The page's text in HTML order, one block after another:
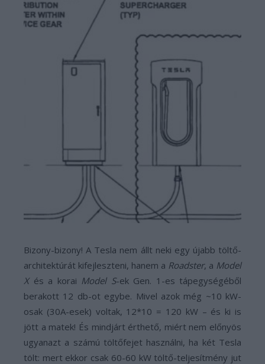
Bizony-bizony! A Tesla nem állt neki egy újabb töltő-
architektúrát kifejleszteni, hanem a Roadster, a Model
Xés a korai Model S-ek Gen. 1-es tápegységéből
berakott 12 db-ot egybe. Mivel azok még ~10 kW-
osak (30A-esek) voltak, 12*10 = 120 kW – és ki is
jött a matek! És mindjárt érthető, miért nem előnyös
ugyanazt a számú töltőfejet használni, ha két Tesla
tölt: mert ekkor csak 60-60 kW töltő-teljesítmény jut